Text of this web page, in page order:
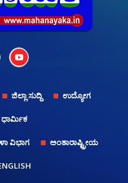
ಜಿಲ್ಲಾ ಸುದ್ದಿ ಉದ್ಯೋಗ
ಧಾರ್ಮಿಕ
ವಿಭಾಗ ಅಂತಾರಾಷ್ಟ್ರೀಯ